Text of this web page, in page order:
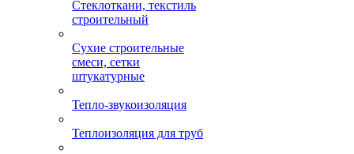
Стеклоткани, текстиль
строительный
Сухие строительные
смеси, сетки
штукатурные
Тепло-звукоизоляция
Теплоизоляция для труб